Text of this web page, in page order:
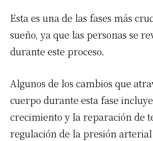
Esta es una de las fases más
sueño, ya que las personas se
durante este proceso.
Algunos de los cambios que
cuerpo durante esta fase
crecimiento y la reparación de
regulación de la presión